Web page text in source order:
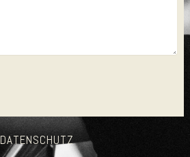
DATENSCHUTZ